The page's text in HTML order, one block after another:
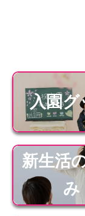
入園グ
新生活
み